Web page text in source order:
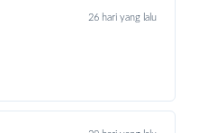
oleh Para
hari.
makankepada
kenyang dari
26 hari yang lalu